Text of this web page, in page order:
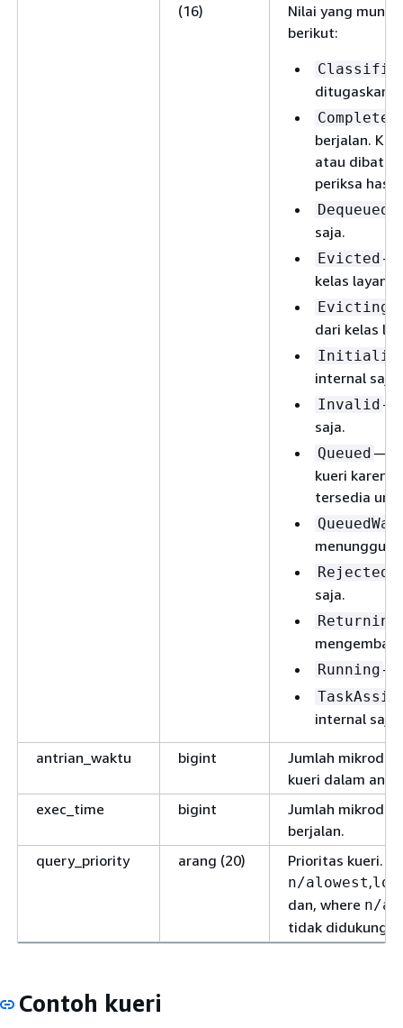
(16)
Nilai yang
berikut:
ditugaskan
Completed
berjalan.
atau
periksa hasil
Dequeued
saja.
Evicted —
kelas
Evicting
dari kelas
internal saja.
Invalid —
saja.
Queued —
kueri karena
tersedia
menunggu
Rejected
saja.
Returning
Running —
internal saja.
antrian_waktu bigint
Jumlah
kueri dalam
exec_time
bigint
Jumlah
berjalan.
query_priority
arang (20) Prioritas kueri.
n/alowest,low
dan, where n/a
tidak didukung.
Contoh kueri